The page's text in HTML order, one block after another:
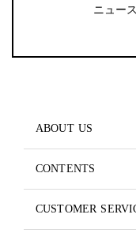
ニュー
ABOUT US
CONTENTS
CUSTOMER